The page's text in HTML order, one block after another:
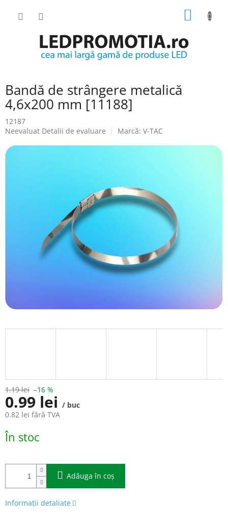
COŞ
Bandă de strângere metalică
4,6x200 mm [11188]
12187
Evaluarea
a
Neevaluat Detalii de evaluare Marcă: V-TAC
1.19 lei –16 %
0.99 lei / buc
0.82 lei fără TVA
Evaluare
preţ:
În stoc
Adăuga în coş
Informaţii detaliate